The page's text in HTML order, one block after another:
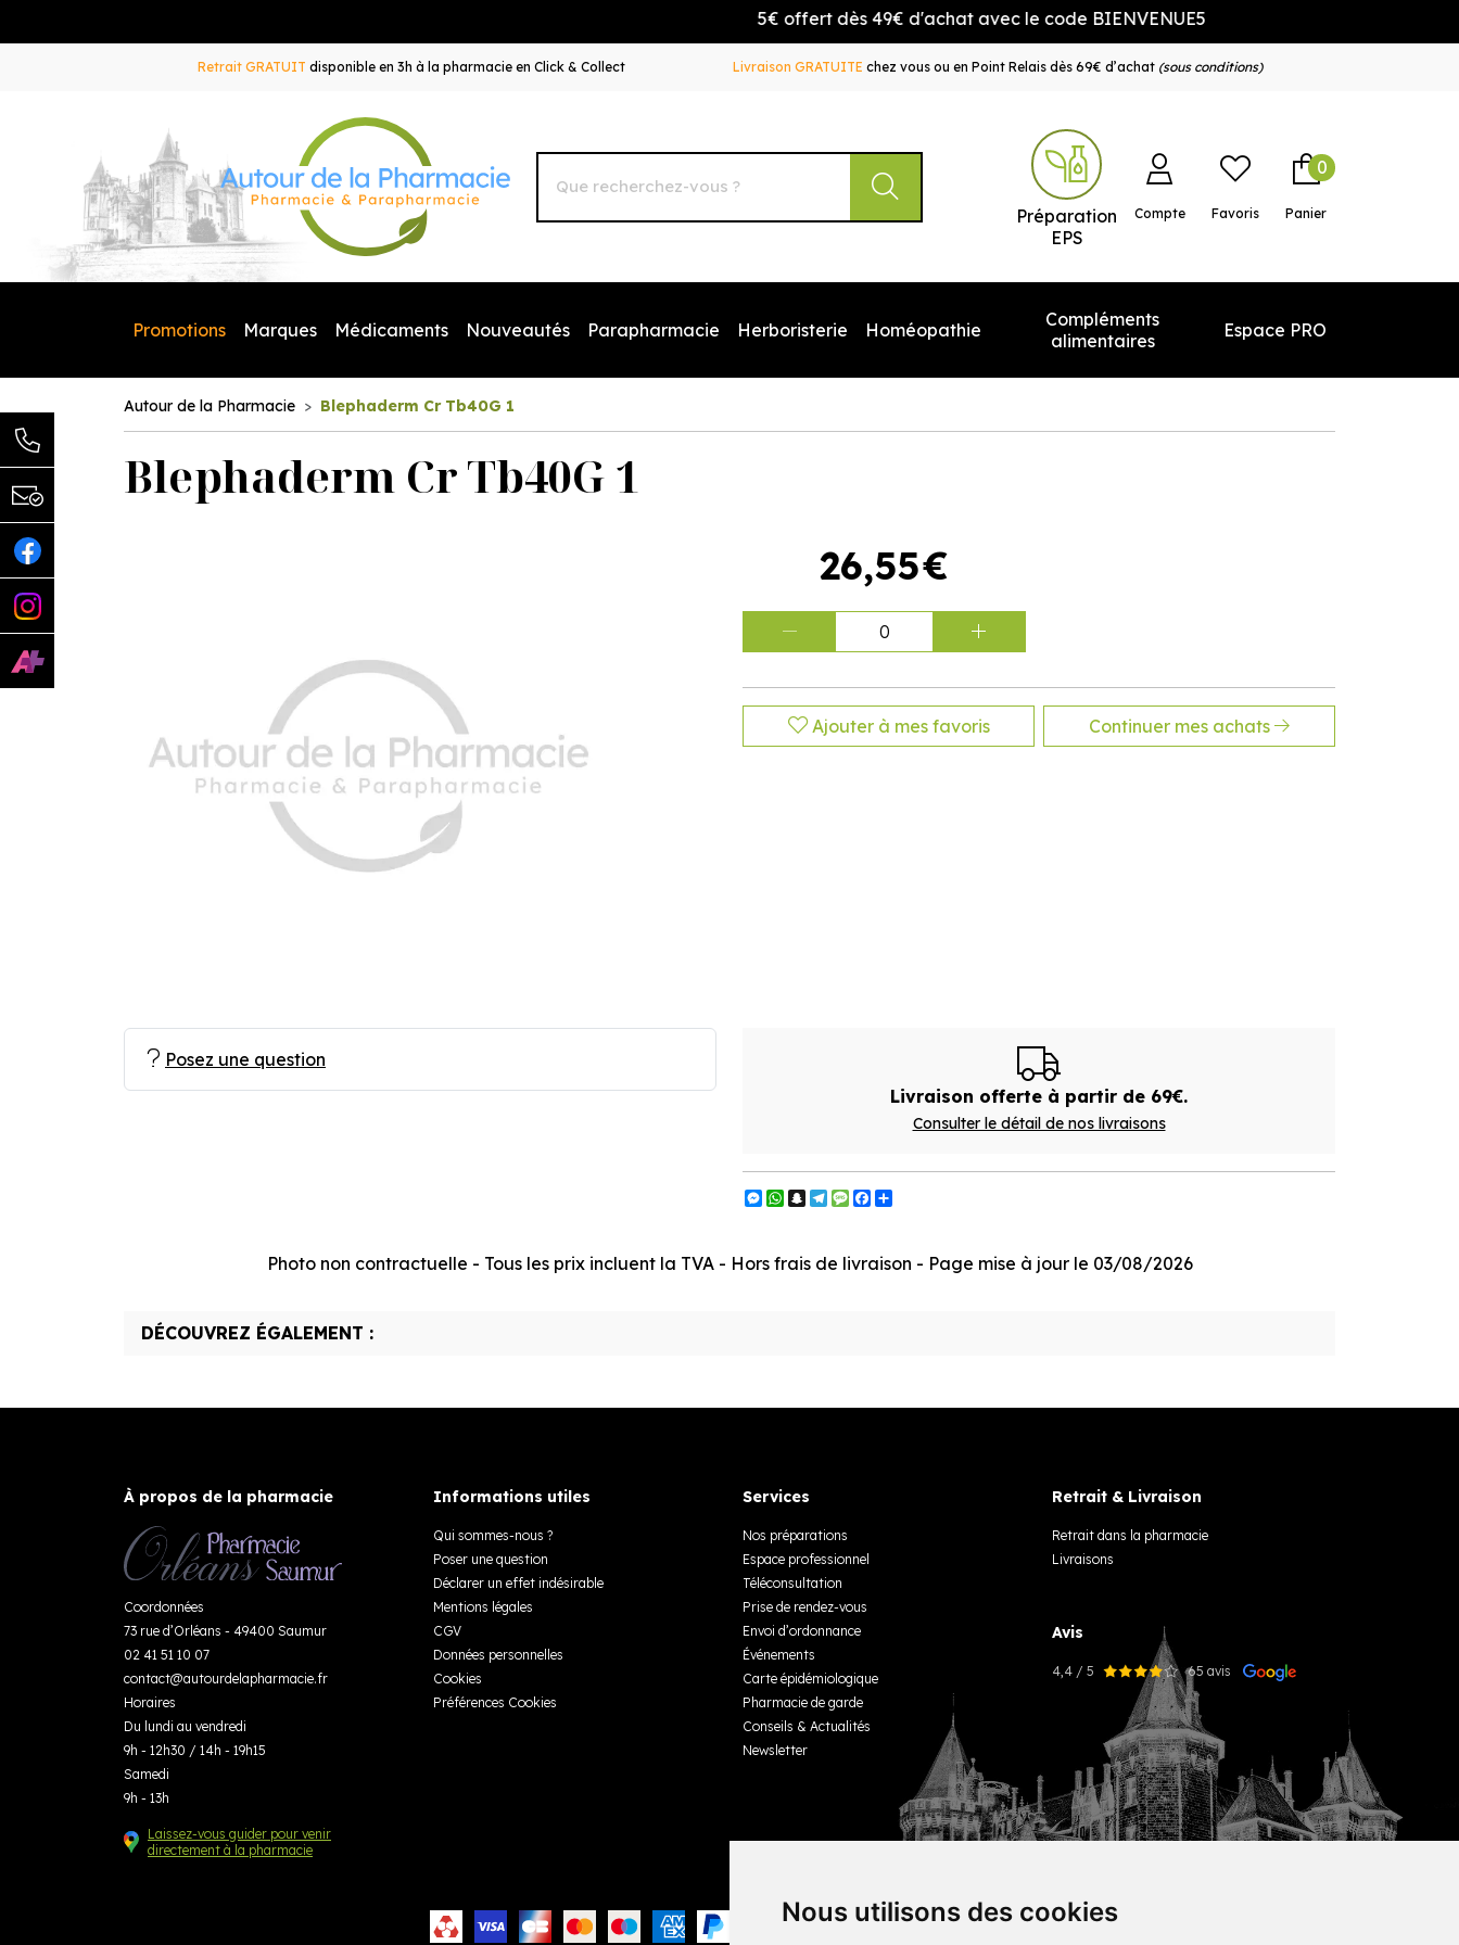
Nous utilisons des cookies
5€ offert dès 49€ d'achat avec le code BIENVENUE5
Retrait GRATUIT disponible en 3h à la pharmacie en Click & Collect Livraison GRATUITE chez vous ou en Point Relais dès 69€ d’achat (sous conditions)
Autour de la Pharmacie Votre pharmacie en ligne à votre service
Préparation
EPS
Compte Favoris Panier
0
Promotions Marques Médicaments Nouveautés Parapharmacie Herboristerie Homéopathie
Compléments
alimentaires
Espace PRO
Autour de la Pharmacie Blephaderm Cr Tb40G 1
Blephaderm Cr Tb40G 1
26,55€
0
Ajouter à mes favoris Continuer mes achats
Posez une question
Livraison offerte à partir de 69€.
Consulter le détail de nos livraisons
Messenger
WhatsApp
Snapchat
Telegram
Message
Facebook
Photo non contractuelle - Tous les prix incluent la TVA - Hors frais de livraison - Page mise à jour le 03/08/2026
DÉCOUVREZ ÉGALEMENT :
À propos de la pharmacie
Coordonnées
73 rue d’Orléans - 49400 Saumur
02 41 51 10 07
contact@autourdelapharmacie.fr
Horaires
Du lundi au vendredi
9h - 12h30 / 14h - 19h15
Samedi
9h - 13h
Laissez-vous guider pour venir
directement à la pharmacie
Informations utiles
Qui sommes-nous ?
Poser une question
Déclarer un effet indésirable
Mentions légales
CGV
Données personnelles
Cookies
Préférences Cookies
Services
Nos préparations
Espace professionnel
Téléconsultation
Prise de rendez-vous
Envoi d’ordonnance
Événements
Carte épidémiologique
Pharmacie de garde
Conseils & Actualités
Newsletter
Retrait & Livraison
Retrait dans la pharmacie
Livraisons
Avis
4,4 / 5 65 avis